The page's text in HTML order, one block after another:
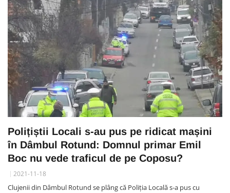
Polițiștii Locali s-au pus pe ridicat mașini
în Dâmbul Rotund: Domnul primar Emil
Boc nu vede traficul de pe Coposu?
2021-11-18
Clujenii din Dâmbul Rotund se plâng că Poliția Locală s-a pus cu